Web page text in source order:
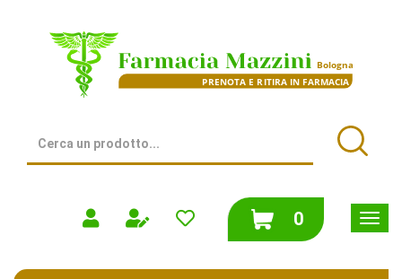
contenuto
Farmacia
Prodotto
0prodotti
inseriti